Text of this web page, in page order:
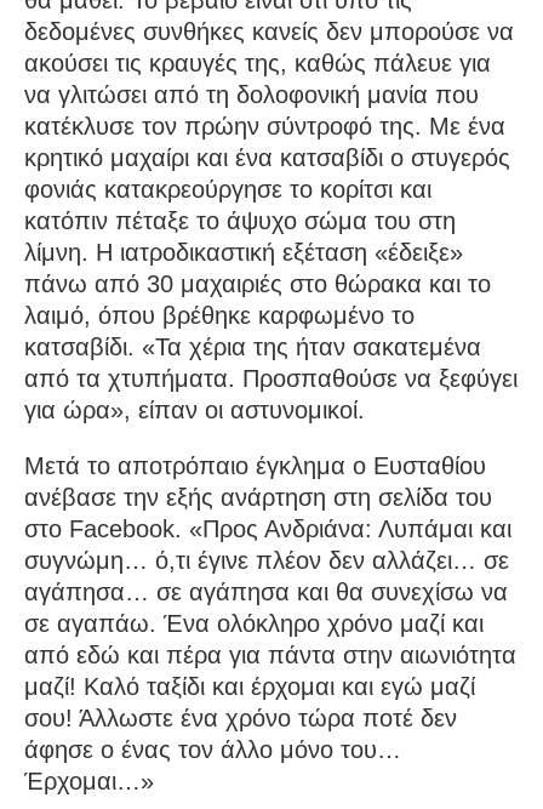
δεδομένες συνθήκες κανείς δεν μπορούσε να
ακούσει τις κραυγές της, καθώς πάλευε για
να γλιτώσει από τη δολοφονική μανία που
κατέκλυσε τον πρώην σύντροφό της. Με ένα
κρητικό μαχαίρι και ένα κατσαβίδι ο στυγερός
φονιάς κατακρεούργησε το κορίτσι και
κατόπιν πέταξε το άψυχο σώμα του στη
λίμνη. Η ιατροδικαστική εξέταση «έδειξε»
πάνω από 30 μαχαιριές στο θώρακα και το
λαιμό, όπου βρέθηκε καρφωμένο το
κατσαβίδι. «Τα χέρια της ήταν σακατεμένα
από τα χτυπήματα. Προσπαθούσε να ξεφύγει
για ώρα», είπαν οι αστυνομικοί.
Μετά το αποτρόπαιο έγκλημα ο Ευσταθίου
ανέβασε την εξής ανάρτηση στη σελίδα του
στο Facebook. «Προς Ανδριάνα: Λυπάμαι και
συγνώμη… ό,τι έγινε πλέον δεν αλλάζει… σε
αγάπησα… σε αγάπησα και θα συνεχίσω να
σε αγαπάω. Ένα ολόκληρο χρόνο μαζί και
από εδώ και πέρα για πάντα στην αιωνιότητα
μαζί! Καλό ταξίδι και έρχομαι και εγώ μαζί
σου! Άλλωστε ένα χρόνο τώρα ποτέ δεν
άφησε ο ένας τον άλλο μόνο του…
Έρχομαι…»